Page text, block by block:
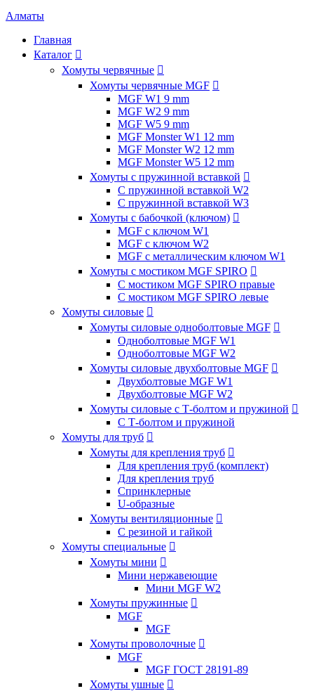
Алматы
Главная
Каталог 
Хомуты червячные 
Хомуты червячные MGF 
MGF W1 9 mm
MGF W2 9 mm
MGF W5 9 mm
MGF Monster W1 12 mm
MGF Monster W2 12 mm
MGF Monster W5 12 mm
Хомуты с пружинной вставкой 
С пружинной вставкой W2
С пружинной вставкой W3
Хомуты с бабочкой (ключом) 
MGF с ключом W1
MGF с ключом W2
MGF с металлическим ключом W1
Хомуты с мостиком MGF SPIRO 
С мостиком MGF SPIRO правые
С мостиком MGF SPIRO левые
Хомуты силовые 
Хомуты силовые одноболтовые MGF 
Одноболтовые MGF W1
Одноболтовые MGF W2
Хомуты силовые двухболтовые MGF 
Двухболтовые MGF W1
Двухболтовые MGF W2
Хомуты силовые с Т-болтом и пружиной 
С Т-болтом и пружиной
Хомуты для труб 
Хомуты для крепления труб 
Для крепления труб (комплект)
Для крепления труб
Спринклерные
U-образные
Хомуты вентиляционные 
С резиной и гайкой
Хомуты специальные 
Хомуты мини 
Мини нержавеющие
Мини MGF W2
Хомуты пружинные 
MGF
MGF
Хомуты проволочные 
MGF
MGF ГОСТ 28191-89
Хомуты ушные 